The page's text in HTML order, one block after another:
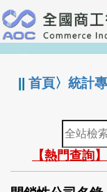
跳
到
主
要
:::
||首頁〉統計
全
站
檢
索
【熱門查詢